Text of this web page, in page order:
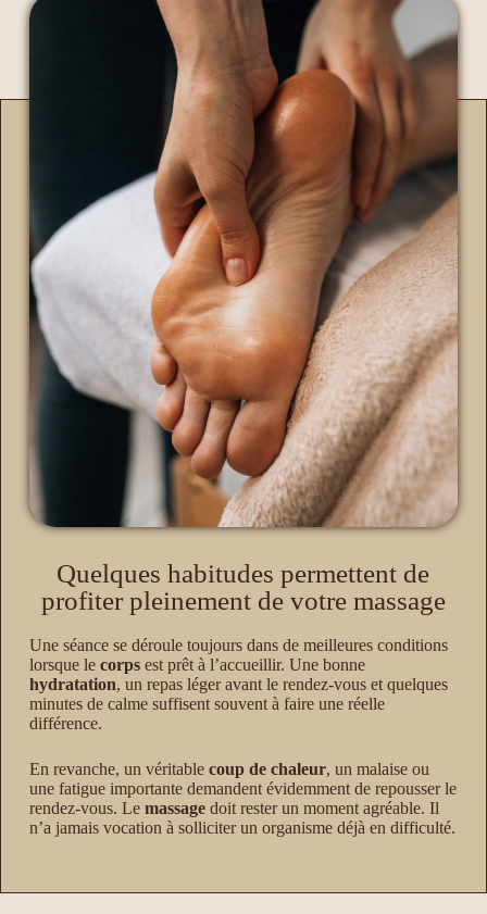
Quelques habitudes permettent de
profiter pleinement de votre massage
Une séance se déroule toujours dans de meilleures conditions
lorsque le corpsest prêt à l’accueillir. Une bonne
hydratation, un repas léger avant le rendez-vous et quelques
minutes de calme suffisent souvent à faire une réelle
différence.
En revanche, un véritable coup de chaleur, un malaise ou
une fatigue importante demandent évidemment de repousser le
rendez-vous. Le massagedoit rester un moment agréable. Il
n’a jamais vocation à solliciter un organisme déjà en difficulté.